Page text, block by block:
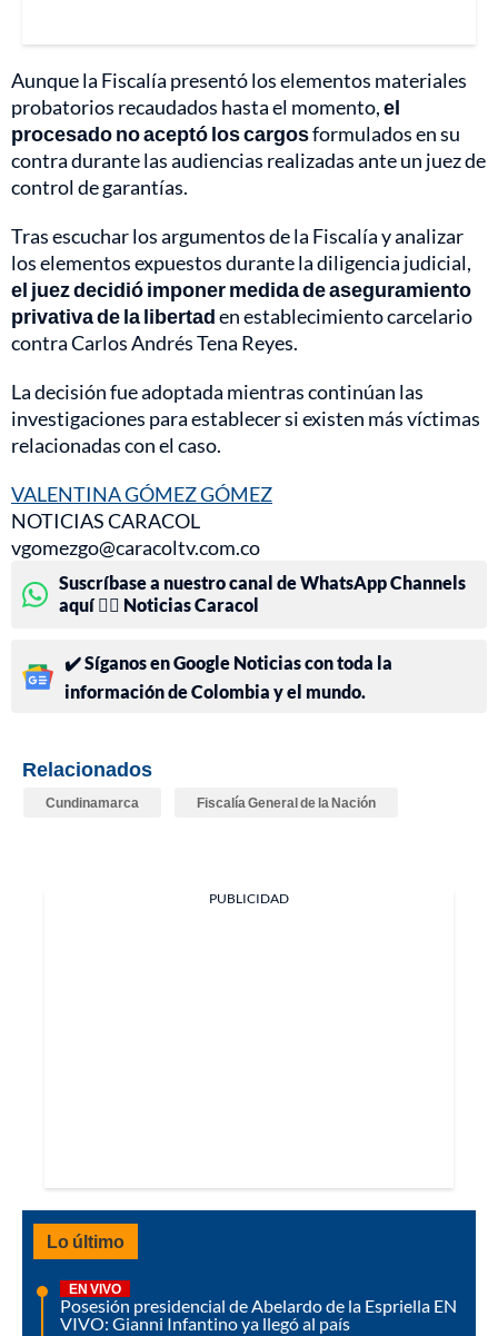
Aunque la Fiscalía presentó los elementos materiales
probatorios recaudados hasta el momento,el
procesado no aceptó los cargosformulados en su
contra durante las audiencias realizadas ante un juez de
control de garantías.
Tras escuchar los argumentos de la Fiscalía y analizar
los elementos expuestos durante la diligencia judicial,
el juez decidió imponer medida de aseguramiento
privativa de la libertaden establecimiento carcelario
contra Carlos Andrés Tena Reyes.
La decisión fue adoptada mientras continúan las
investigaciones para establecer si existen más víctimas
relacionadas con el caso.
VALENTINA GÓMEZ GÓMEZ
NOTICIAS CARACOL
vgomezgo@caracoltv.com.co
Suscríbase a nuestro canal de WhatsApp Channels
aquí 👉🏻 Noticias Caracol
✔️ Síganos en Google Noticias con toda la
información de Colombia y el mundo.
Relacionados
Cundinamarca Fiscalía General de la Nación
PUBLICIDAD
Lo último
EN VIVO
Posesión presidencial de Abelardo de la Espriella EN
VIVO: Gianni Infantino ya llegó al país